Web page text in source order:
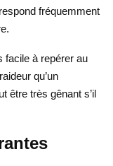
fréquemment
facile à repérer au
qu’un
être très gênant s’il